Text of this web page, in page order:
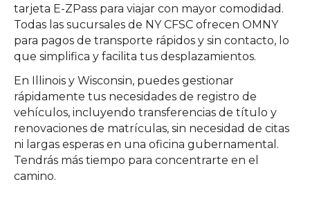
tarjeta E-ZPass para viajar con mayor comodidad.
Todas las sucursales de NY CFSC ofrecen OMNY
para pagos de transporte rápidos y sin contacto, lo
que simplifica y facilita tus desplazamientos.
En Illinois y Wisconsin, puedes gestionar
rápidamente tus necesidades de registro de
vehículos, incluyendo transferencias de título y
renovaciones de matrículas, sin necesidad de citas
ni largas esperas en una oficina gubernamental.
Tendrás más tiempo para concentrarte en el
camino.